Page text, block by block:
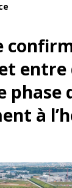
entre
phase
à